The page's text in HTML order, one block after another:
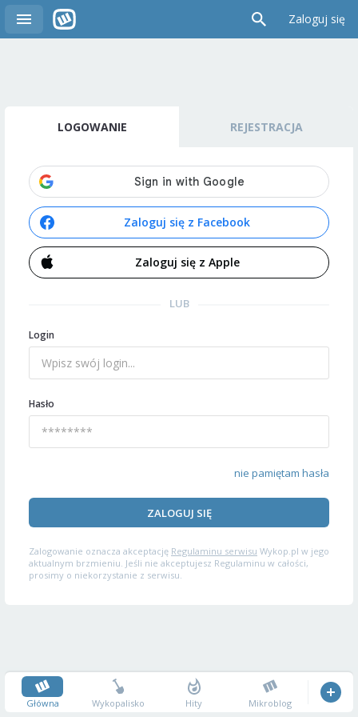
Zaloguj się
LOGOWANIE REJESTRACJA
Zaloguj się z Facebook
Zaloguj się z Apple
LUB
Login
Hasło
nie pamiętam hasła
ZALOGUJ SIĘ
Zalogowanie oznacza akceptację Regulaminu serwisu Wykop.pl w jego
aktualnym brzmieniu. Jeśli nie akceptujesz Regulaminu w całości,
prosimy o niekorzystanie z serwisu.
Główna Wykopalisko Hity Mikroblog